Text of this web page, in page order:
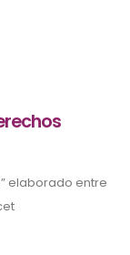
elaborado entre